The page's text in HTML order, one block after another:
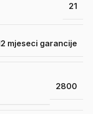
21
mjeseci garancije
2800